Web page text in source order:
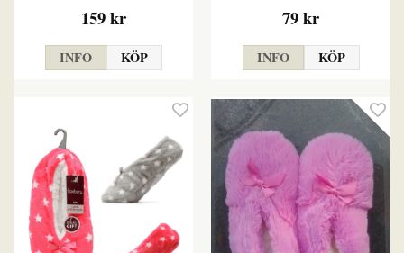
159 kr
INFO KÖP
79 kr
INFO KÖP